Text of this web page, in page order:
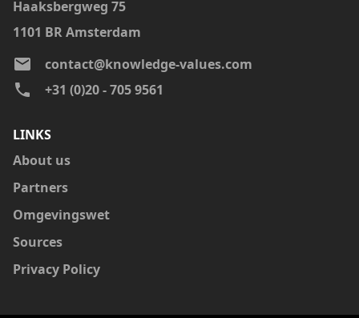
Haaksbergweg 75
1101 BR Amsterdam
email contact@knowledge-values.com
phone +31 (0)20 - 705 9561
LINKS
About us
Partners
Omgevingswet
Sources
Privacy Policy